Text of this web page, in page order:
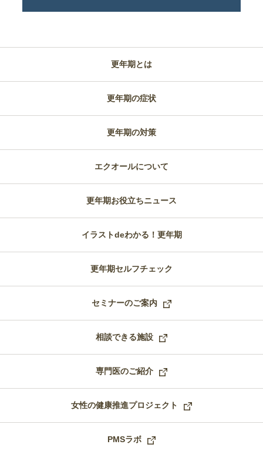
更年期とは
更年期の症状
更年期の対策
エクオールについて
更年期お役立ちニュース
イラストdeわかる！更年期
更年期セルフチェック
セミナーのご案内
相談できる施設
専門医のご紹介
女性の健康推進プロジェクト
PMSラボ